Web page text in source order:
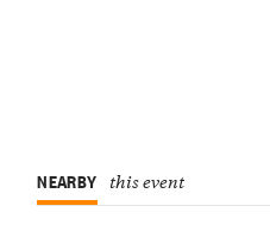
NEARBY this event